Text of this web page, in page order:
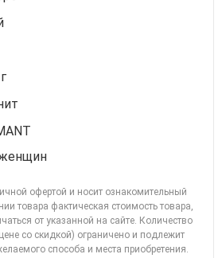
офертой и носит ознакомительный
товара фактическая стоимость товара,
от указанной на сайте. Количество
со скидкой) ограничено и подлежит
способа и места приобретения.